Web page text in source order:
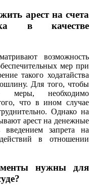
арест на счета
в качестве
возможность
мер при
такого ходатайства
Для того, чтобы
меры, необходимо
что в ином случае
Однако на
арест на денежные
введением запрета на
в отношении
нужны для